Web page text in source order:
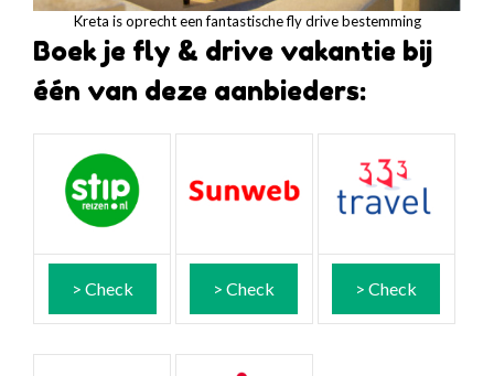
Kreta is oprecht een fantastische fly drive bestemming
Boek je fly & drive vakantie bij
één van deze aanbieders:
> Check > Check > Check